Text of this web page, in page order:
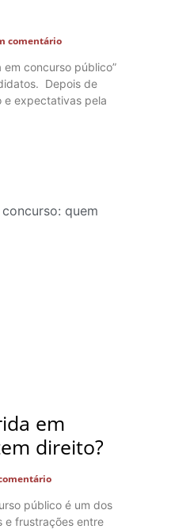
comentário
em concurso público”
Depois de
e expectativas pela
em
direito?
público é um dos
e frustrações entre